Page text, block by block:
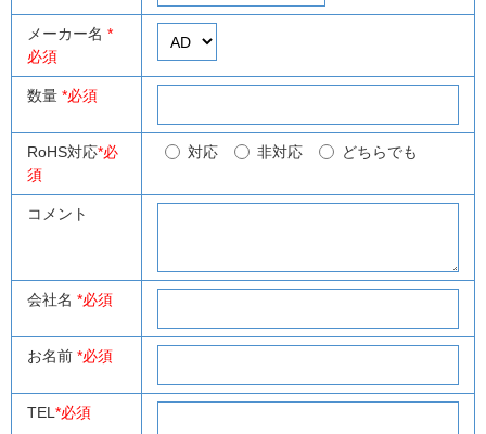
メーカー名 *
必須
数量 *必須
RoHS対応*必
須
対応 非対応 どちらでも
コメント
会社名 *必須
お名前 *必須
TEL *必須